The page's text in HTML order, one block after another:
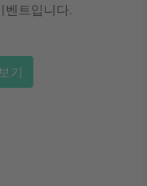
벤트입니다.
기